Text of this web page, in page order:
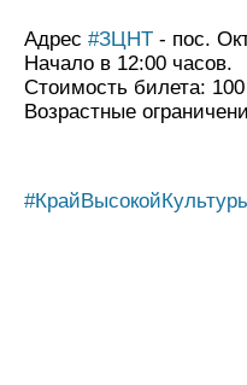
Адрес #ЗЦНТ - пос.
Начало в 12:00 часов.
Стоимость билета:
Возрастные